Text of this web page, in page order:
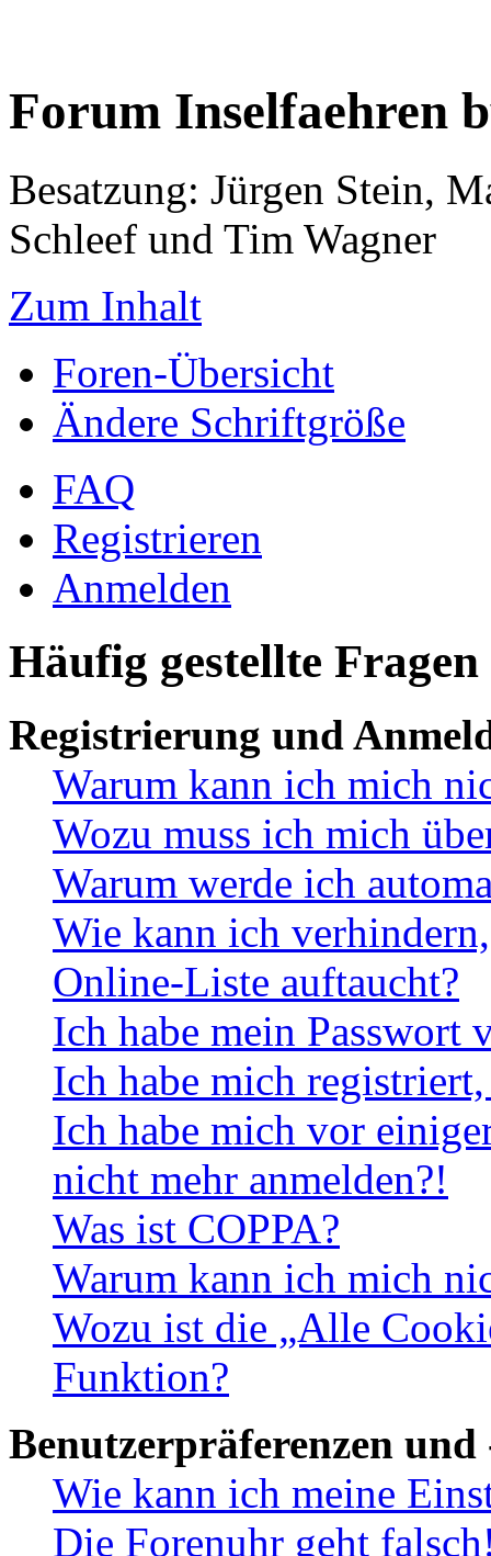
Forum Inselfaehren
Besatzung: Jürgen Stein,
Schleef und Tim Wagner
Zum Inhalt
Foren-Übersicht
Ändere Schriftgröße
FAQ
Registrieren
Anmelden
Häufig gestellte Fragen
Registrierung und
Warum kann ich mich
Wozu muss ich mich
Warum werde ich
Wie kann ich
Online-Liste auftaucht?
Ich habe mein Passwort
Ich habe mich
Ich habe mich vor
nicht mehr anmelden?!
Was ist COPPA?
Warum kann ich mich
Wozu ist die „Alle
Funktion?
Benutzerpräferenzen und
Wie kann ich meine
Die Forenuhr geht